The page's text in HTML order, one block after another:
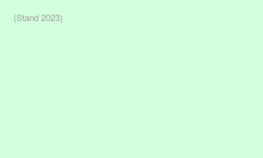
(Stand 2023)